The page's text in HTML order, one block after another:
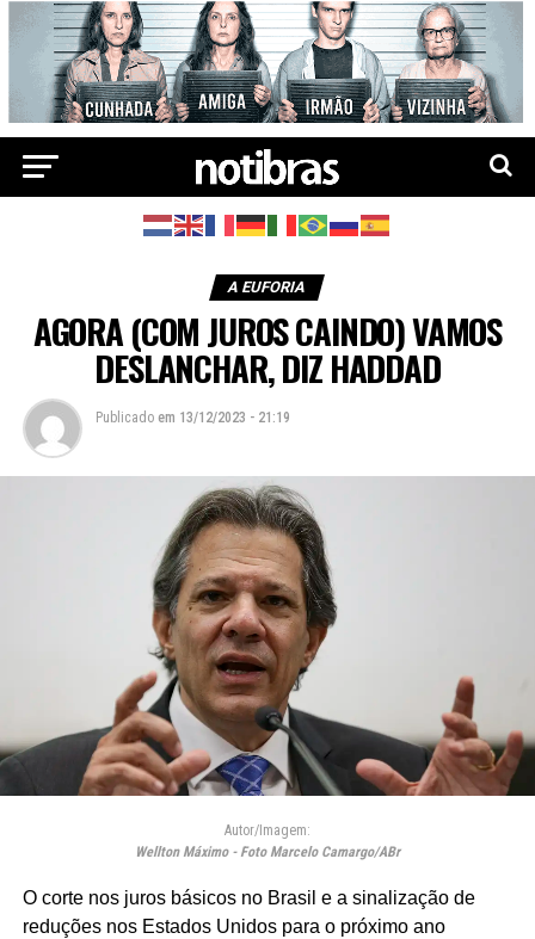
A EUFORIA
AGORA (COM JUROS CAINDO) VAMOS
DESLANCHAR, DIZ HADDAD
Publicado em 13/12/2023 - 21:19
Autor/Imagem:
Wellton Máximo - Foto Marcelo Camargo/ABr
O corte nos juros básicos no Brasil e a sinalização de
reduções nos Estados Unidos para o próximo ano